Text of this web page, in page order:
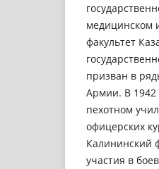
медицинском
факультет
призван в
Армии. В 1942
пехотном
офицерских
Калининский
участия в